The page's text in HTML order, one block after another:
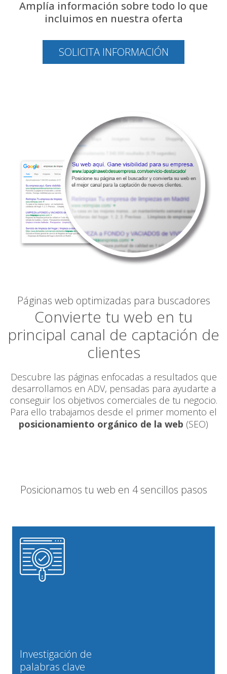
Amplía información sobre todo lo que
incluimos en nuestra oferta
SOLICITA INFORMACIÓN
Páginas web optimizadas para buscadores
Convierte tu web en tu
principal canal de captación de
clientes
Descubre las páginas enfocadas a resultados que
desarrollamos en ADV, pensadas para ayudarte a
conseguir los objetivos comerciales de tu negocio.
Para ello trabajamos desde el primer momento el
posicionamiento orgánico de la web (SEO)
Posicionamos tu web en 4 sencillos pasos
Investigación de
palabras clave